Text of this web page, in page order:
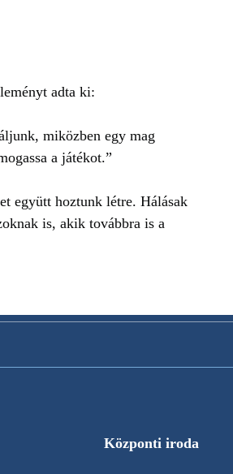
adta ki:
miközben egy mag
a játékot.”
együtt hoztunk létre. Hálásak
is, akik továbbra is a
Központi iroda